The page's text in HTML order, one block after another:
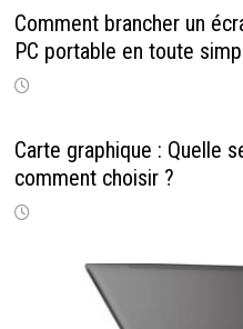
Comment brancher un
PC portable en toute
Carte graphique : Quelle
comment choisir ?